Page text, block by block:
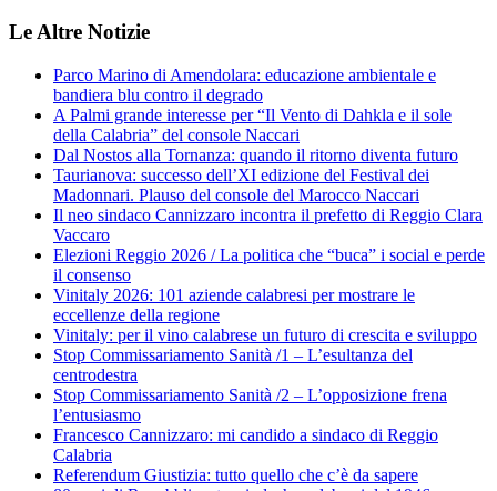
Le Altre Notizie
Parco Marino di Amendolara: educazione ambientale e
bandiera blu contro il degrado
A Palmi grande interesse per “Il Vento di Dahkla e il sole
della Calabria” del console Naccari
Dal Nostos alla Tornanza: quando il ritorno diventa futuro
Taurianova: successo dell’XI edizione del Festival dei
Madonnari. Plauso del console del Marocco Naccari
Il neo sindaco Cannizzaro incontra il prefetto di Reggio Clara
Vaccaro
Elezioni Reggio 2026 / La politica che “buca” i social e perde
il consenso
Vinitaly 2026: 101 aziende calabresi per mostrare le
eccellenze della regione
Vinitaly: per il vino calabrese un futuro di crescita e sviluppo
Stop Commissariamento Sanità /1 – L’esultanza del
centrodestra
Stop Commissariamento Sanità /2 – L’opposizione frena
l’entusiasmo
Francesco Cannizzaro: mi candido a sindaco di Reggio
Calabria
Referendum Giustizia: tutto quello che c’è da sapere